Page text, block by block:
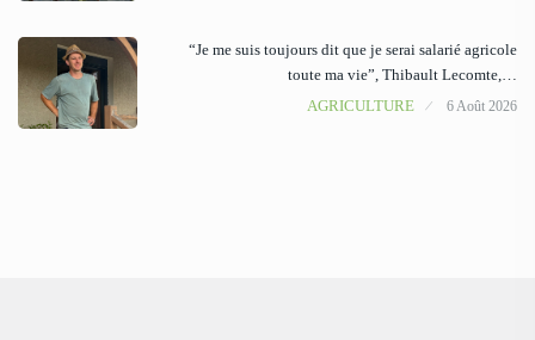
“Je me suis toujours dit que je serai salarié agricole
toute ma vie”, Thibault Lecomte,…
AGRICULTURE
6 Août 2026